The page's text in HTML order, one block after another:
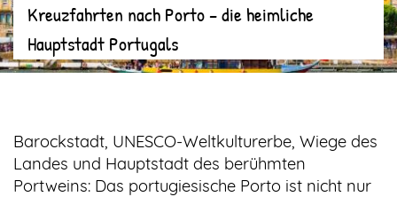
Schiffe
Reisesuche
Angebote
Aktuell auf seetours
Kreuzfahrten nach Porto – die heimliche
Hauptstadt Portugals
Barockstadt, UNESCO-Weltkulturerbe, Wiege des
Landes und Hauptstadt des berühmten
Portweins: Das portugiesische Porto ist nicht nur